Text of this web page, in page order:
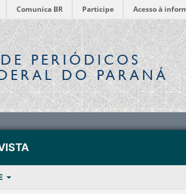
Comunica BR Participe Acesso à
PERIÓDICOS
DO PARANÁ